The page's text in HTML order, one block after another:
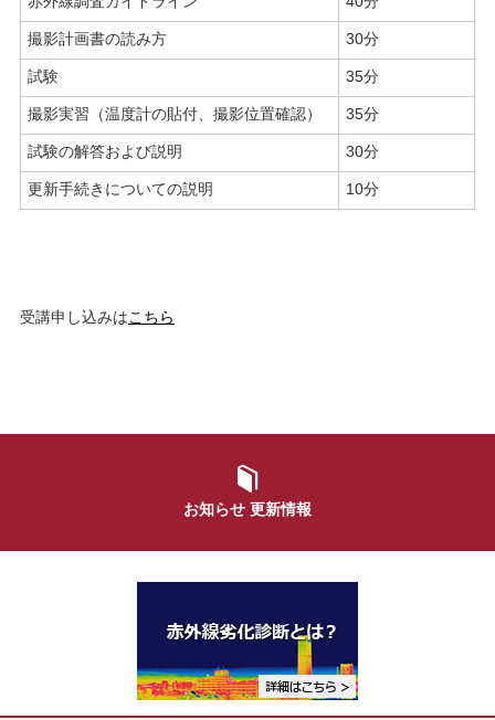
撮影計画書の読み方 30分
試験 35分
撮影実習（温度計の貼付、撮影位置確認） 35分
試験の解答および説明 30分
更新手続きについての説明 10分
受講申し込みはこちら

お知らせ 更新情報